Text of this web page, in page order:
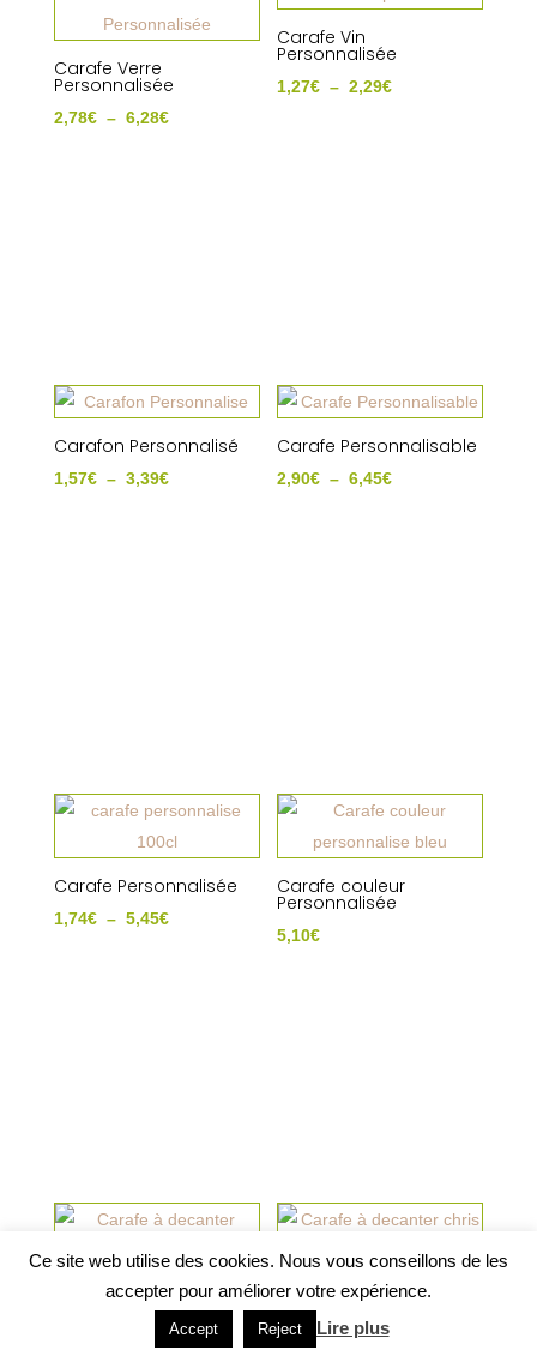
Carafe Verre
Personnalisée
2,78€ – 6,28€Plage
Carafe Vin
Personnalisée
1,27€ – 2,29€Plage
Carafon Personnalisé
1,57€ – 3,39€Plage
Carafe Personnalisable
2,90€ – 6,45€Plage
Carafe Personnalisée
1,74€ – 5,45€Plage
Carafe couleur
Personnalisée
5,10€
Carafe à decanter
Carafe à decanter chris
13,13€
Ce site web utilise des cookies. Nous vous conseillons de les
accepter pour améliorer votre expérience.
Accept Reject Lire plus